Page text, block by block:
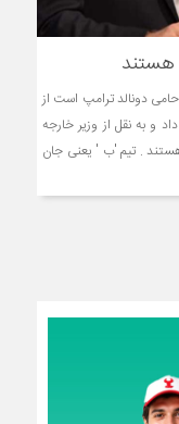
هستند
دونالد ترامپ است از
و به نقل از وزیر خارجه
. تیم 'ب ' یعنی جان